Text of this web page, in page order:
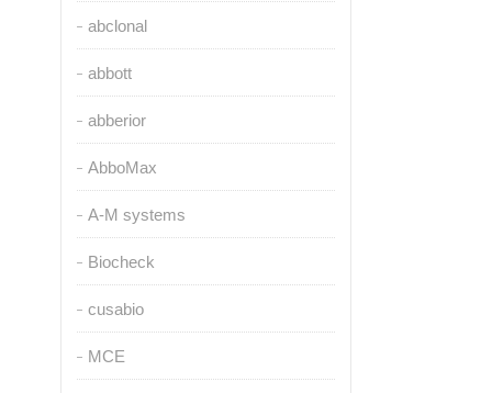
abclonal
abbott
abberior
AbboMax
A-M systems
Biocheck
cusabio
MCE